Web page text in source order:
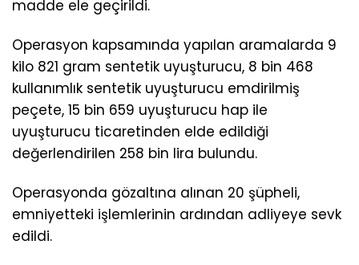
madde ele geçirildi.
Operasyon kapsamında yapılan aramalarda 9
kilo 821 gram sentetik uyuşturucu, 8 bin 468
kullanımlık sentetik uyuşturucu emdirilmiş
peçete, 15 bin 659 uyuşturucu hap ile
uyuşturucu ticaretinden elde edildiği
değerlendirilen 258 bin lira bulundu.
Operasyonda gözaltına alınan 20 şüpheli,
emniyetteki işlemlerinin ardından adliyeye sevk
edildi.